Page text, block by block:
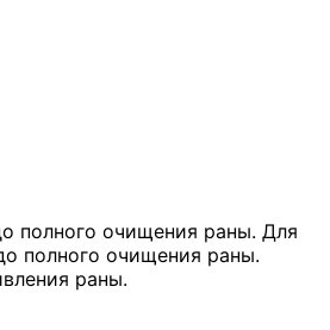
полного очищения раны. Для
полного очищения раны.
раны.